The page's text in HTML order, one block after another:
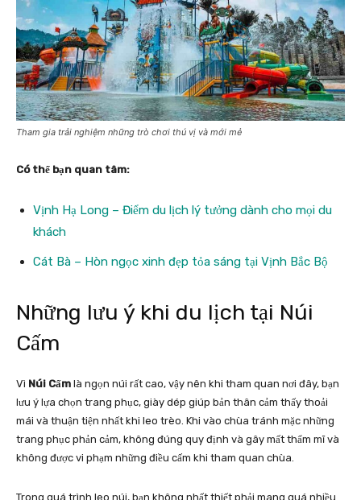
Tham gia trải nghiệm những trò chơi thú vị và mới mẻ
Có thể bạn quan tâm:
Vịnh Hạ Long – Điểm du lịch lý tưởng dành cho mọi du
khách
Cát Bà – Hòn ngọc xinh đẹp tỏa sáng tại Vịnh Bắc Bộ
Những lưu ý khi du lịch tại Núi
Cấm
Vì Núi Cấm là ngọn núi rất cao, vậy nên khi tham quan nơi đây, bạn
lưu ý lựa chọn trang phục, giày dép giúp bản thân cảm thấy thoải
mái và thuận tiện nhất khi leo trèo. Khi vào chùa tránh mặc những
trang phục phản cảm, không đúng quy định và gây mất thẩm mĩ và
không được vi phạm những điều cấm khi tham quan chùa.
Trong quá trình leo núi, bạn không nhất thiết phải mang quá nhiều